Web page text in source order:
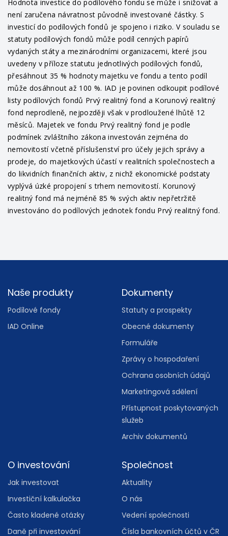
Hodnota investice do podílového fondu se může i snižovat a
není zaručena návratnost původně investované částky. S
investicí do podílových fondů je spojeno i riziko. V souladu se
statuty podílových fondů může podíl cenných papírů
vydaných státy a mezinárodními organizacemi, které jsou
uvedeny v příloze statutu jednotlivých podílových fondů,
přesáhnout 35 % hodnoty majetku ve fondu a tento podíl
může dosáhnout až 100 %. IAD je povinen odkoupit podílové
listy podílových fondů Prvý realitný fond a Korunový realitný
fond neprodleně, nejpozději však v prodloužené lhůtě 12
měsíců. Majetek ve fondu Prvý realitný fond je podle
podmínek zvláštního zákona investován zejména do
nemovitostí včetně příslušenství pro účely jejich správy a
prodeje, do majetkových účastí v realitních společnostech a
do likvidních finančních aktiv, z nichž ekonomické podstaty
vyplývá úzké propojení s trhem nemovitostí. Korunový
realitný fond má nejméně 85 % svých aktiv nepřetržitě
investováno do podílových jednotek fondu Prvý realitný fond.
Footer
Naše produkty
Podílové fondy
IAD Online
Dokumenty
Statuty a prospekty
Obecné dokumenty
Formuláře
Zprávy o hospodaření
Ochrana osobních údajů
Marketingová sdělení
Přístupnost poskytovaných
služeb
Archiv dokumentů
O investování
Jak investovat
Investiční kalkulačka
Často kladené otázky
Daně při investování
Společnost
Aktuality
O nás
Vedení společnosti
Čísla bankovních účtů v ČR